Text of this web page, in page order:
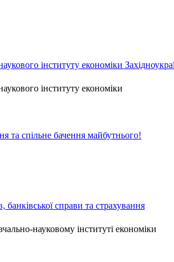
інституту економіки
інституту економіки
та спільне бачення майбутнього!
банківської справи та страхування
науковому інституті економіки